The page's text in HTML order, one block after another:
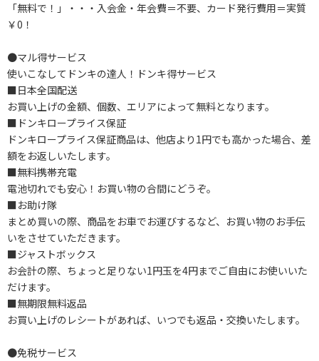
「無料で！」・・・入会金・年会費＝不要、カード発行費用＝実質
￥0！
●マル得サービス
使いこなしてドンキの達人！ドンキ得サービス
■日本全国配送
お買い上げの金額、個数、エリアによって無料となります。
■ドンキロープライス保証
ドンキロープライス保証商品は、他店より1円でも高かった場合、差
額をお返しいたします。
■無料携帯充電
電池切れでも安心！お買い物の合間にどうぞ。
■お助け隊
まとめ買いの際、商品をお車でお運びするなど、お買い物のお手伝
いをさせていただきます。
■ジャストボックス
お会計の際、ちょっと足りない1円玉を4円までご自由にお使いいた
だけます。
■無期限無料返品
お買い上げのレシートがあれば、いつでも返品・交換いたします。
●免税サービス